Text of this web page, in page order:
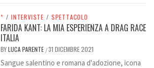
* / INTERVISTE / SPETTACOLO
FARIDA KANT: LA MIA ESPERIENZA A DRAG RACE
ITALIA
BYLUCA PARENTE /31 DICEMBRE 2021
Sangue salentino e romana d'adozione, icona